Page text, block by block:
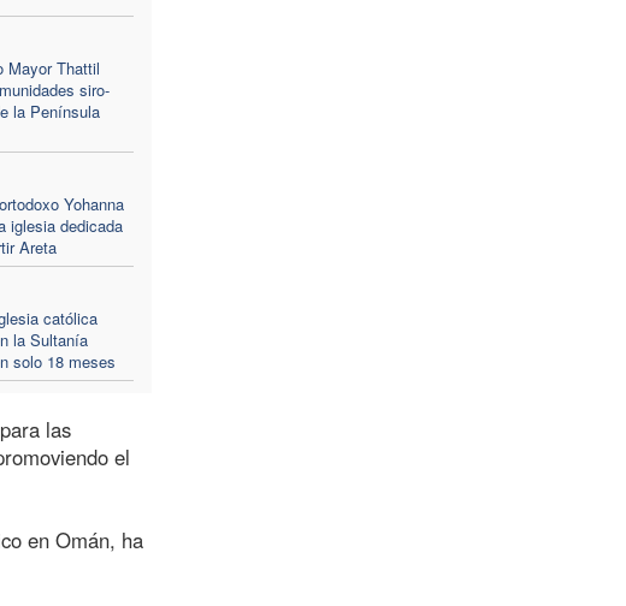
Mayor Thattil
siro-
la Península
Yohanna
iglesia dedicada
Areta
católica
la Sultanía
solo 18 meses
las
el
en Omán, ha